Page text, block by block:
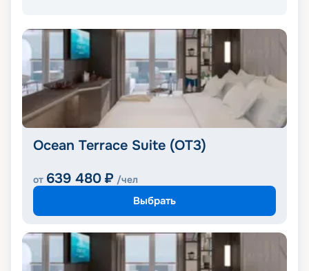
Ocean Terrace Suite (OT3)
от 639 480 ₽ /чел
Выбрать